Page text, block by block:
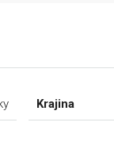
Krajina